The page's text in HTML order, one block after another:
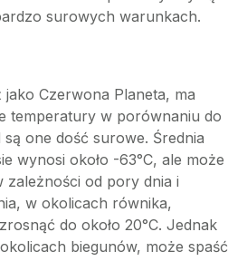
surowych warunkach.
Czerwona Planeta, ma
temperatury w porównaniu do
one dość surowe. Średnia
wynosi około -63°C, ale może
zależności od pory dnia i
w okolicach równika,
do około 20°C. Jednak
biegunów, może spaść